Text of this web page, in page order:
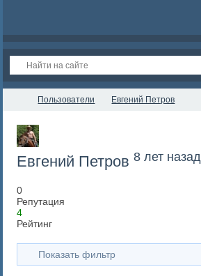
Пользователи Евгений Петров
Евгений Петров8 лет назад
0
Репутация
4
Рейтинг
Показать фильтр